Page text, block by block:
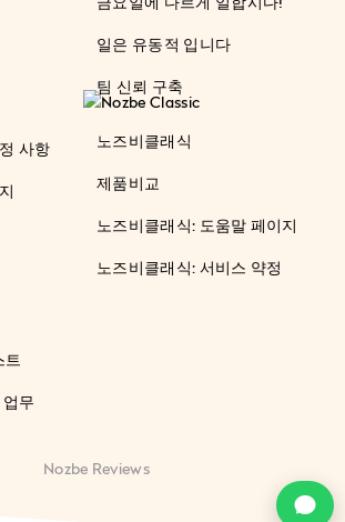
일은 유동적 입니다
팀 신뢰 구축
사항
트
무
노즈비클래식
제품비교
노즈비클래식: 도움말 페이지
노즈비클래식: 서비스 약정
Nozbe Reviews
c